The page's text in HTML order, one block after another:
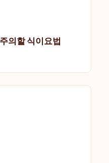
의할 식이요법